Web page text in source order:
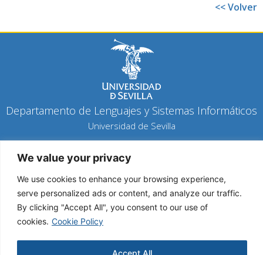
We value your privacy
We use cookies to enhance your browsing experience,
serve personalized ads or content, and analyze our traffic.
By clicking "Accept All", you consent to our use of
cookies. Cookie Policy
Accept All
<< Volver
Departamento de Lenguajes y Sistemas Informáticos
Universidad de Sevilla
Política de cookies Aviso legal
Copyright 2026 © Todos los derechos reservados
Diseño y desarrollo h-tecnología